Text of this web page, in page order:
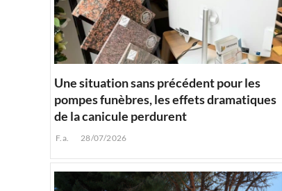
Une situation sans précédent pour les
pompes funèbres, les effets dramatiques
de la canicule perdurent
F.a. 28/07/2026